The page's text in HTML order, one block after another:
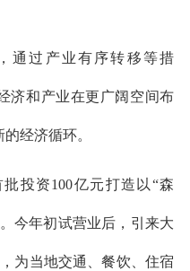
通过产业有序转移等措
济和产业在更广阔空间布
经济循环。
投资100亿元打造以“森
今年初试营业后，引来大
为当地交通、餐饮、住宿